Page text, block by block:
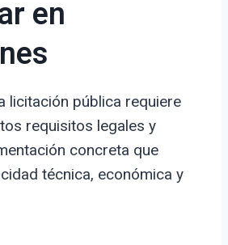
en
licitación pública requiere
requisitos legales y
concreta que
técnica, económica y